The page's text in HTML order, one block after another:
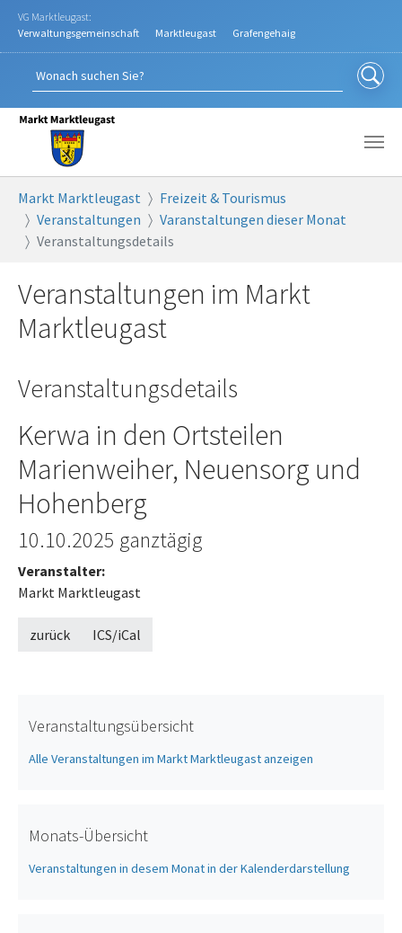
Zum Hauptinhalt springen
VG Marktleugast:
Verwaltungsgemeinschaft
Marktleugast Grafengehaig
Markt Marktleugast
Freizeit & Tourismus
Veranstaltungen
Varanstaltungen dieser Monat
Veranstaltungsdetails
Veranstaltungen im Markt
Marktleugast
Veranstaltungsdetails
Kerwa in den Ortsteilen
Marienweiher, Neuensorg und
Hohenberg
10.10.2025 ganztägig
Veranstalter:
Markt Marktleugast
zurück ICS/iCal
Veranstaltungsübersicht
Alle Veranstaltungen im Markt Marktleugast anzeigen
Monats-Übersicht
Veranstaltungen in desem Monat in der Kalenderdarstellung